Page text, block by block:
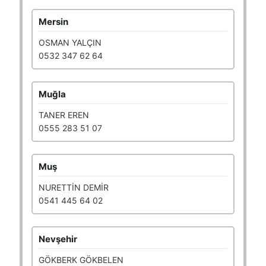
Mersin
OSMAN YALÇIN
0532 347 62 64
Muğla
TANER EREN
0555 283 51 07
Muş
NURETTİN DEMİR
0541 445 64 02
Nevşehir
GÖKBERK GÖKBELEN